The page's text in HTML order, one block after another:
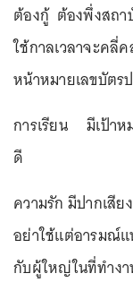
ต้องกู้ ต้องพึ่งสถา
ใช้กาลเวลาจะค
หน้าหมายเลขบัตร
การเรียน มีเป้าห
ดี
ความรัก มีปากเสี
อย่าใช้แต่อารมณ์
กับผู้ใหญ่ในที่ทำง